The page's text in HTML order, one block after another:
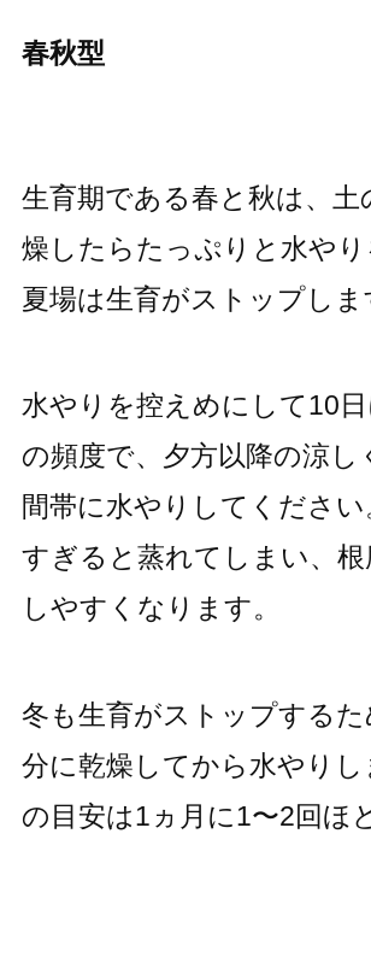
春秋型
生育期である春と秋は、土
燥したらたっぷりと水やり
夏場は生育がストップしま
水やりを控えめにして10
の頻度で、夕方以降の涼し
間帯に水やりしてください
すぎると蒸れてしまい、根
しやすくなります。
冬も生育がストップする
分に乾燥してから水やりし
の目安は1ヵ月に1〜2回ほ